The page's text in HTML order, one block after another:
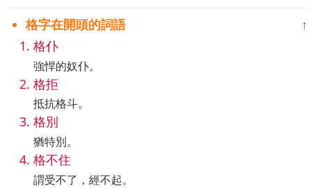
格字在開頭的詞語
↑
格仆
強悍的奴仆。
格拒
抵抗格斗。
格別
猶特別。
格不住
謂受不了，經不起。